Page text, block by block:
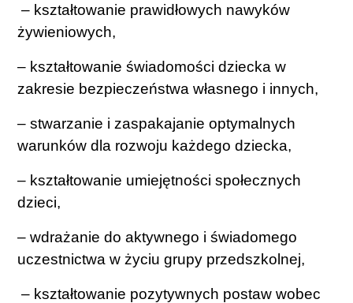
– kształtowanie prawidłowych nawyków
żywieniowych,
– kształtowanie świadomości dziecka w
zakresie bezpieczeństwa własnego i innych,
– stwarzanie i zaspakajanie optymalnych
warunków dla rozwoju każdego dziecka,
– kształtowanie umiejętności społecznych
dzieci,
– wdrażanie do aktywnego i świadomego
uczestnictwa w życiu grupy przedszkolnej,
– kształtowanie pozytywnych postaw wobec